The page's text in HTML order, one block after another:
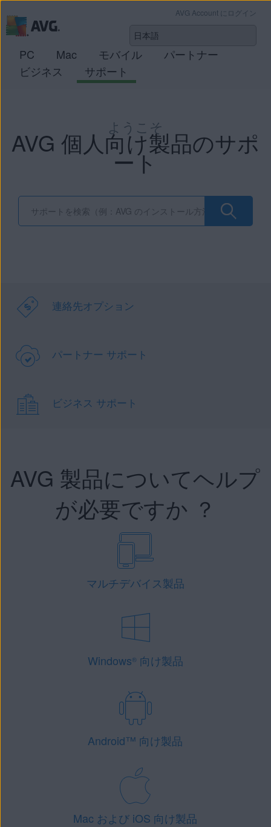
AVG Account にログイン
PC Mac モバイル
パートナー
ビジネス
サポート
ようこそ
AVG 個人向け製品のサポ
ート
連絡先オプション
パートナー サポート
ビジネス サポート
AVG 製品についてヘルプ
が必要ですか ？
マルチデバイス製品
Windows®向け製品
Android™ 向け製品
Mac および iOS 向け製品